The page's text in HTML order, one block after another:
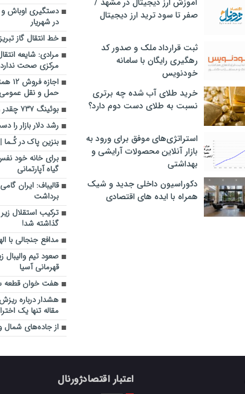
صفر تا سود ترید ارز دیجیتال
ثبت قرارداد ملک و صدور کد
رهگیری رایگان با سامانه
خودنویس
خرید طلای آب شده چه برتری
نسبت به طلای دست دوم دارد؟
استراتژی‌های موفق برای ورود به
بازار آنلاین محصولات آرایشی و
بهداشتی
دکوراسیون داخلی جدید و شیک
همراه با ایده های اقتصادی
دستگیری اوباش
در شهریار
خط انتقال گاز
مرادی: شایعه
مرکزی صحت ندارد
حمل و نقل عمومی
بوئینگ ۷۳۷ چقدر وزن دارد؟
رشد دلار بازار را
بنزین پاک در
گیاه آپارتمانی
قالیباف: ایران
برداشت
ترکیب استقلال
گذاشته شد!
مدافع جنجالی با
قهرمانی آسیا
هفت خوان قطعه
مقاله تنها یک
از جاده‌های
اعتبار اقتصادژورنال